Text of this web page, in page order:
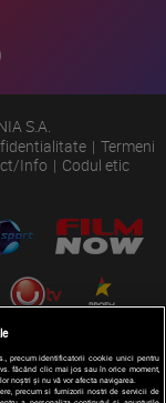
S.A.
Termeni
Info Codul etic
precum identificatorii cookie unici pentru
făcând clic mai jos sau în orice moment,
noștri și nu vă vor afecta navigarea.
precum si furnizorii nostri de servicii de